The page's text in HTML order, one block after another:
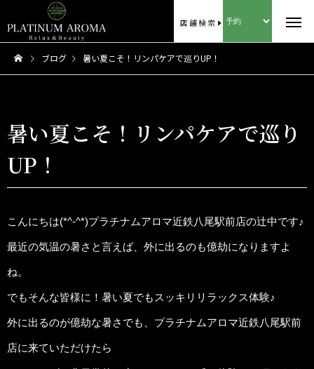
店舗検索
ブログ 暑い夏こそ！リンパケアで巡りUP！
暑い夏こそ！リンパケアで巡り
UP！
こんにちは(*^-^*)プラチナムアロマ近鉄八尾駅前店の辻中です♪
最近の気温の暑さと言えば、外に出るのも億劫になりますよ
ね。
でもそんな皆様に！暑い夏でもスッキリリラックス体験♪
外に出るのが億劫な暑さでも、プラチナムアロマ近鉄八尾駅前
店に来ていただけたら